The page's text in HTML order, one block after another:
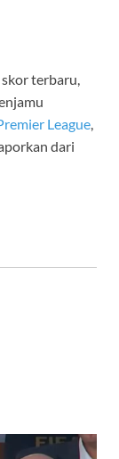
terbaru,
League,
dari